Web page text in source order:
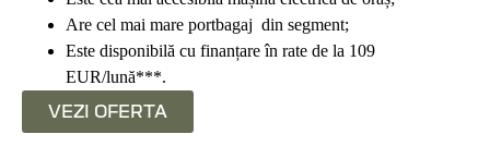
Are cel mai mare portbagaj din segment;
Este disponibilă cu finanțare în rate de la 109
EUR/lună***.
VEZI OFERTA